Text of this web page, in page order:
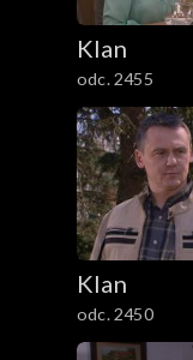
Klan
odc. 2455
Klan
odc. 2450